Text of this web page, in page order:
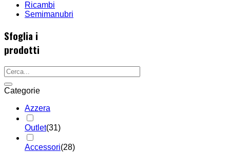
Ricambi
Semimanubri
Sfoglia i
prodotti
Categorie
Azzera
Outlet(31)
Accessori(28)